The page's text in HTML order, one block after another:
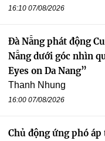
16:10 07/08/2026
Đà Nẵng phát động
Nẵng dưới góc nhìn
Eyes on Da Nang”
Thanh Nhung
16:00 07/08/2026
Chủ động ứng phó